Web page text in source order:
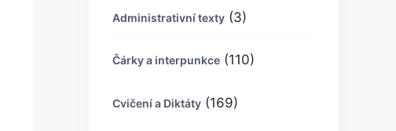
Administrativní texty (3)
Čárky a interpunkce (110)
Cvičení a Diktáty (169)